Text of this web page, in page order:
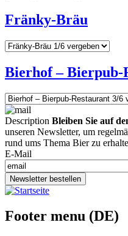
Fränky-Bräu
Bierhof – Bierpub-
Description Bleiben Sie auf
unseren Newsletter, um
rund ums Thema Bier zu
E-Mail
Newsletter bestellen
Footer menu (DE)